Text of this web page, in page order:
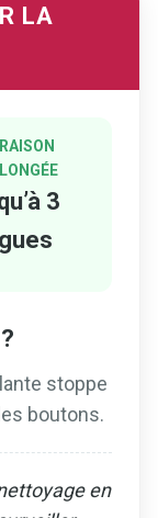
LA
3
stoppe
boutons.
en